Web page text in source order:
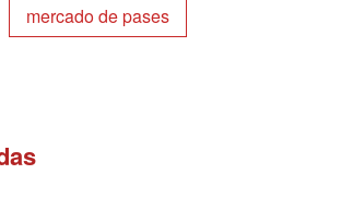
mercado de pases